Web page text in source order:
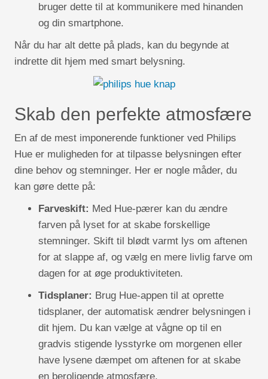
bruger dette til at kommunikere med hinanden
og din smartphone.
Når du har alt dette på plads, kan du begynde at
indrette dit hjem med smart belysning.
Skab den perfekte atmosfære
En af de mest imponerende funktioner ved Philips
Hue er muligheden for at tilpasse belysningen efter
dine behov og stemninger. Her er nogle måder, du
kan gøre dette på:
Farveskift: Med Hue-pærer kan du ændre
farven på lyset for at skabe forskellige
stemninger. Skift til blødt varmt lys om aftenen
for at slappe af, og vælg en mere livlig farve om
dagen for at øge produktiviteten.
Tidsplaner: Brug Hue-appen til at oprette
tidsplaner, der automatisk ændrer belysningen i
dit hjem. Du kan vælge at vågne op til en
gradvis stigende lysstyrke om morgenen eller
have lysene dæmpet om aftenen for at skabe
en beroligende atmosfære.